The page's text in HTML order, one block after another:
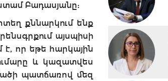
Բադասյանը:
քննարկում ենք
այսպիսի
որ եթե հարկային
և կազատվես
պատճառով մեզ